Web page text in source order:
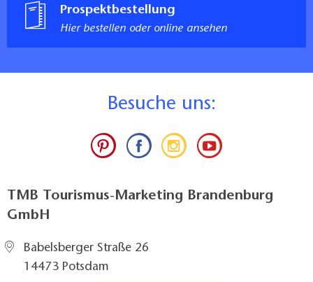
Prospektbestellung
Hier bestellen oder online ansehen
Besuche uns:
TMB Tourismus-Marketing Brandenburg
GmbH
Babelsberger Straße 26
14473 Potsdam